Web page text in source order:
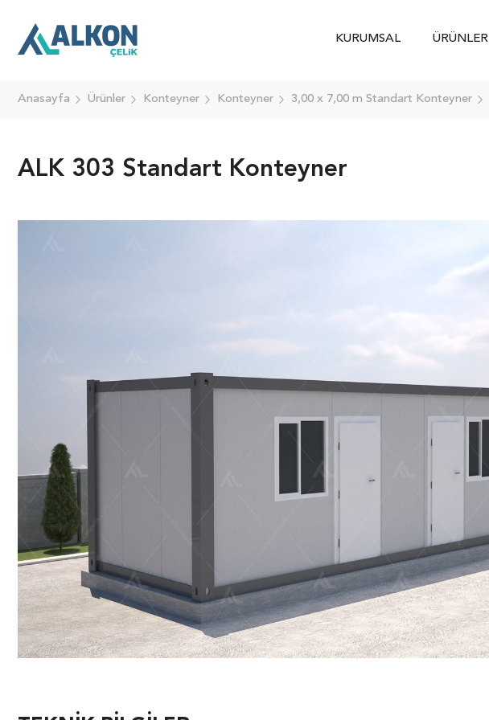
KURUMSAL ÜRÜNLER
Anasayfa Ürünler Konteyner Konteyner 3,00 x 7,00 m Standart Konteyner
ALK 303 Standart Konteyner